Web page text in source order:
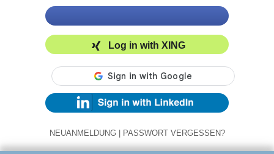
Log in with XING
NEUANMELDUNG | PASSWORT VERGESSEN?